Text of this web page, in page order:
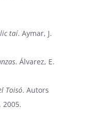
taí. Aymar, J.
. Álvarez, E.
Toisó. Autors